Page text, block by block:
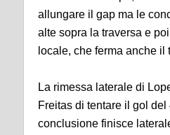
allungare il gap ma le
alte sopra la traversa e
locale, che ferma anche il
La rimessa laterale di
Freitas di tentare il gol del
conclusione finisce